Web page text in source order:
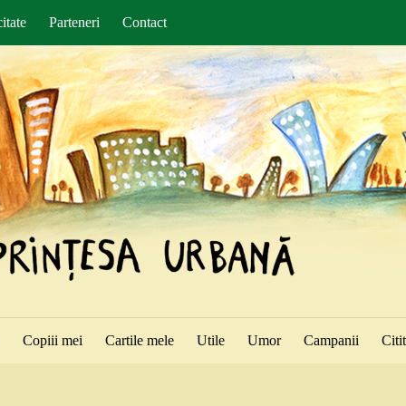
Parteneri Contact
Copiii mei Cartile mele Utile Umor Campanii